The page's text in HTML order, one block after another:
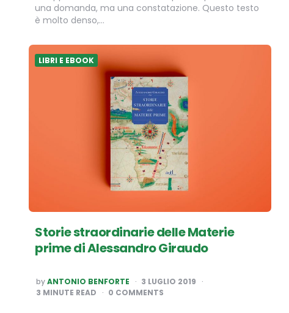
una domanda, ma una constatazione. Questo testo
è molto denso,…
LIBRI E EBOOK
Storie straordinarie delle Materie
prime di Alessandro Giraudo
POSTED
BY
byANTONIO BENFORTE
3 LUGLIO 2019
3 MINUTE READ 0 COMMENTS